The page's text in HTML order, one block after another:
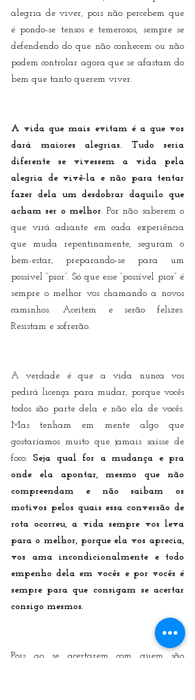
alegria de viver, pois não percebem que
é pondo-se tensos e temerosos, sempre se
defendendo do que não conhecem ou não
podem controlar agora que se afastam do
bem que tanto querem viver.
A vida que mais evitam é a que vos
dará maiores alegrias. Tudo seria
diferente se vivessem a vida pela
alegria de vivê-la e não para tentar
fazer dela um desdobrar daquilo que
acham ser o melhor. Por não saberem o
que virá adiante em cada experiência
que muda repentinamente, seguram o
bem-estar, preparando-se para um
possível “pior”. Só que esse “possível pior” é
sempre o melhor vos chamando a novos
caminhos. Aceitem e serão felizes.
Resistam e sofrerão.
A verdade é que a vida nunca vos
pedirá licença para mudar, porque vocês
todos são parte dela e não ela de vocês.
Mas tenham em mente algo que
gostaríamos muito que jamais saísse de
foco: Seja qual for a mudança e pra
onde ela apontar, mesmo que não
compreendam e não saibam os
motivos pelos quais essa conversão de
rota ocorreu, a vida sempre vos leva
para o melhor, porque ela vos aprecia,
vos ama incondicionalmente e todo
empenho dela em vocês e por vocês é
sempre para que consigam se acertar
consigo mesmos.
Pois ao se acertarem com quem são